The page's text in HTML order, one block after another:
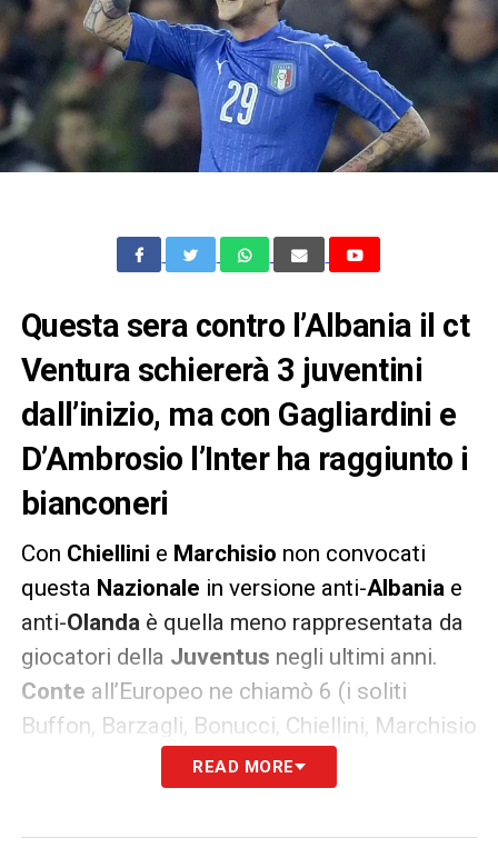
Questa sera contro l’Albania il ct
Ventura schiererà 3 juventini
dall’inizio, ma con Gagliardini e
D’Ambrosio l’Inter ha raggiunto i
bianconeri
Con Chiellini e Marchisio non convocati
questa Nazionale in versione anti-Albania e
anti-Olanda è quella meno rappresentata da
giocatori della Juventus negli ultimi anni.
Conte all’Europeo ne chiamò 6 (i soliti
Buffon, Barzagli, Bonucci, Chiellini, Marchisio
Sturaro), con Rugani riserva. Ora
siamo a quattro: laBBC(senza C) e
READ MORE